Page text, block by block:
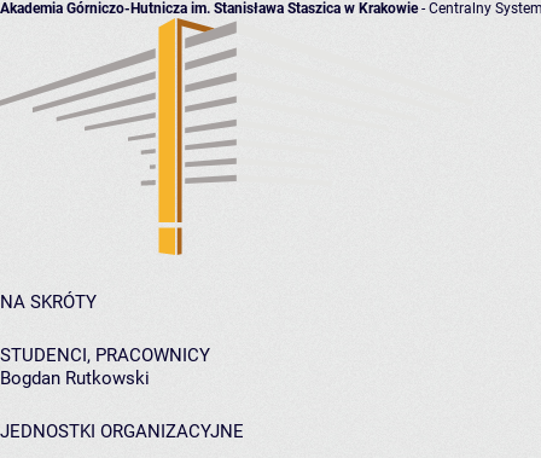
Akademia Górniczo-Hutnicza im. Stanisława Staszica w Krakowie- Centralny
NA SKRÓTY
STUDENCI, PRACOWNICY
Bogdan Rutkowski
JEDNOSTKI ORGANIZACYJNE